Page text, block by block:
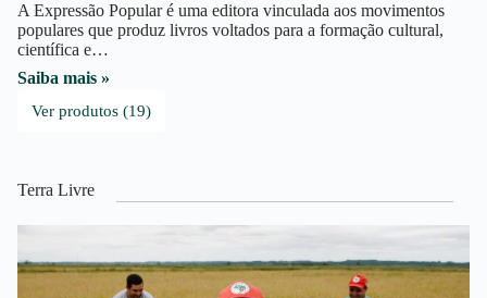
A Expressão Popular é uma editora vinculada aos movimentos
populares que produz livros voltados para a formação cultural,
científica e…
Saiba mais »
Ver produtos (19)
Terra Livre